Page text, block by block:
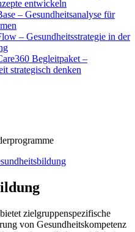
entwickeln
– Gesundheitsanalyse für
– Gesundheitsstrategie in der
Begleitpaket –
strategisch denken
bietet zielgruppenspezifische
von Gesundheitskompetenz